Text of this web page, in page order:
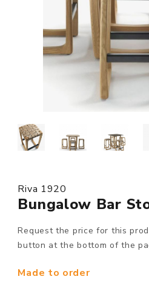
Riva 1920
Bungalow Bar
Request the price for this
button at the bottom of the
Made to order